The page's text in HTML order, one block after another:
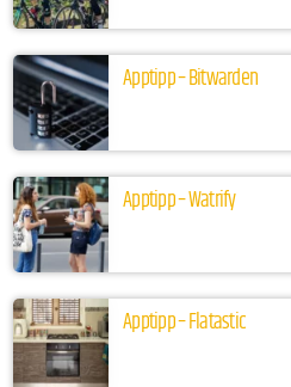
Apptipp – Bitwarden
Apptipp – Watrify
Apptipp – Flatastic